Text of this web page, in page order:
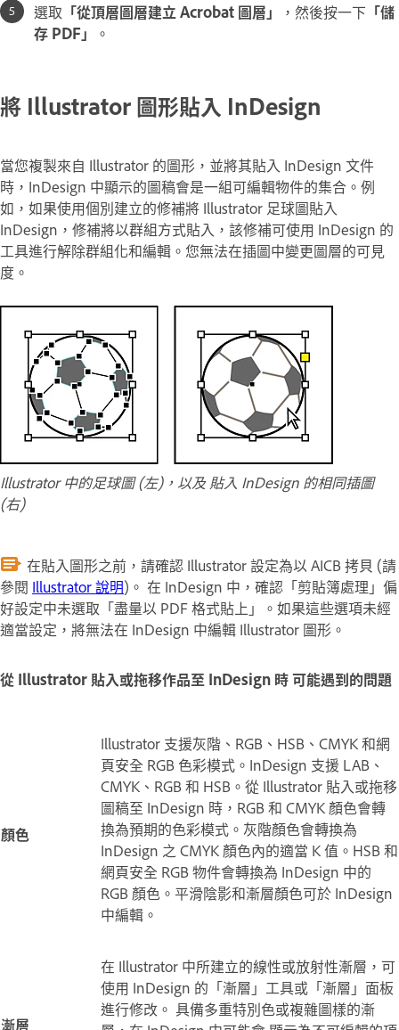
選取 「從頂層圖層建立 Acrobat 圖層」 ，然後按一下 「儲
存 PDF」
。
將 Illustrator 圖形貼入 InDesign
當您複製來自 Illustrator 的圖形，並將其貼入 InDesign 文件
時，InDesign 中顯示的圖稿會是一組可編輯物件的集合。例
如，如果使用個別建立的修補將 Illustrator 足球圖貼入
InDesign，修補將以群組方式貼入，該修補可使用 InDesign 的
工具進行解除群組化和編輯。您無法在插圖中變更圖層的可見
度。
Illustrator 中的足球圖 (左)，以及 貼入 InDesign 的相同插圖
(右)
在貼入圖形之前，請確認 Illustrator 設定為以 AICB 拷貝 (請
參閱 Illustrator 說明)。 在 InDesign 中，確認「剪貼簿處理」偏
好設定中未選取「盡量以 PDF 格式貼上」。如果這些選項未經
適當設定，將無法在 InDesign 中編輯 Illustrator 圖形。
從 Illustrator 貼入或拖移作品至 InDesign 時 可能遇到的問題
顏色
Illustrator 支援灰階、RGB、HSB、CMYK 和網
頁安全 RGB 色彩模式。InDesign 支援 LAB、
CMYK、RGB 和 HSB。從 Illustrator 貼入或拖移
圖稿至 InDesign 時，RGB 和 CMYK 顏色會轉
換為預期的色彩模式。灰階顏色會轉換為
InDesign 之 CMYK 顏色內的適當 K 值。HSB 和
網頁安全 RGB 物件會轉換為 InDesign 中的
RGB 顏色。平滑陰影和漸層顏色可於 InDesign
中編輯。
漸層
在 Illustrator 中所建立的線性或放射性漸層，可
使用 InDesign 的「漸層」工具或「漸層」面板
進行修改。 具備多重特別色或複雜圖樣的漸